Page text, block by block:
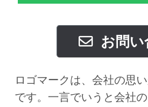
お問
ロゴマークは、会社の思
です。一言でいうと会社